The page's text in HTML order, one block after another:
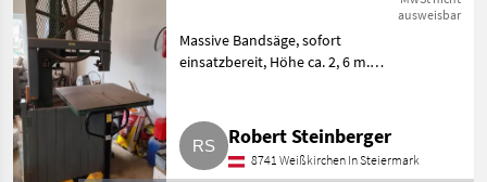
ausweisbar
Massive Bandsäge, sofort
einsatzbereit, Höhe ca. 2, 6 m.
Robert Steinberger
8741 Weißkirchen In Steiermark